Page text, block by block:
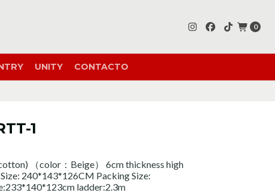
0
UNITY CONTACTO
1
（color：Beige） 6cm thickness high
240*143*126CM Packing Size:
ladder:2.3m